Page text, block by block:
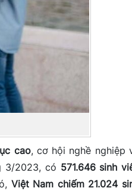
cao, cơ hội nghề nghiệp
3/2023, có 571.646 sinh
Việt Nam chiếm 21.024